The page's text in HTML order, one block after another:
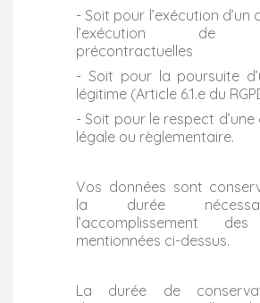
- Soit pour l’exécution d’un
l’exécution de
précontractuelles
- Soit pour la poursuite
légitime (Article 6.1.e du
- Soit pour le respect
légale ou règlementaire.
Vos données sont
la durée
l’accomplissement
mentionnées ci-dessus.
La durée de